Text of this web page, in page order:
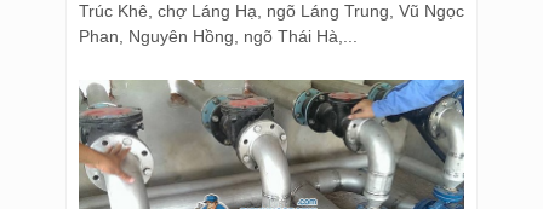
Trúc Khê, chợ Láng Hạ, ngõ Láng Trung, Vũ Ngọc
Phan, Nguyên Hồng, ngõ Thái Hà,...